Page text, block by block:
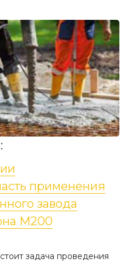
применения
завода
М200
задача проведения